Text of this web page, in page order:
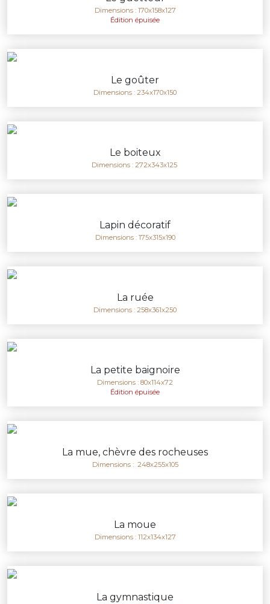
Dimensions : 170x158x127
Édition épuisée
Le goûter
Dimensions : 234x170x150
Le boiteux
Dimensions : 272x343x125
Lapin décoratif
Dimensions : 175x315x190
La ruée
Dimensions : 258x361x250
La petite baignoire
Dimensions : 80x114x72
Édition épuisée
La mue, chèvre des rocheuses
Dimensions : 248x255x105
La moue
Dimensions : 112x134x127
La gymnastique